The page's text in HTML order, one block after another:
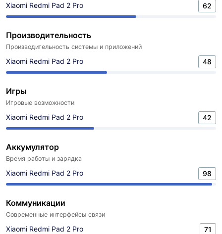
Xiaomi Redmi Pad 2 Pro 62
Производительность
Производительность системы и приложений
Xiaomi Redmi Pad 2 Pro 48
Игры
Игровые возможности
Xiaomi Redmi Pad 2 Pro 42
Аккумулятор
Время работы и зарядка
Xiaomi Redmi Pad 2 Pro 98
Коммуникации
Современные интерфейсы связи
Xiaomi Redmi Pad 2 Pro 71